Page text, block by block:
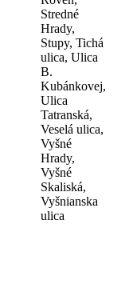
Stredné
Hrady,
Stupy, Tichá
ulica, Ulica
B.
Kubánkovej,
Ulica
Tatranská,
Veselá ulica,
Vyšné
Hrady,
Vyšné
Skaliská,
Vyšnianska
ulica